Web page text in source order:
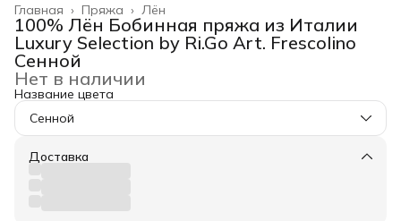
Лён
Пряжа ›
Главная ›
100% Лён Бобинная пряжа из Италии
Luxury Selection by Ri.Go Art. Frescolino
Сенной
Нет в наличии
Название цвета
Сенной
Доставка